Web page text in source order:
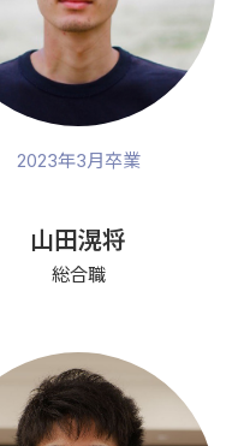
2023年3月卒業
山田滉将
総合職